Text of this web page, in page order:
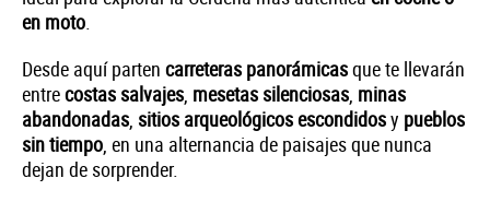
en moto.
Desde aquí parten carreteras panorámicasque te llevarán
entrecostas salvajes, mesetas silenciosas, minas
abandonadas, sitios arqueológicos escondidosy pueblos
sin tiempo, en una alternancia de paisajes que nunca
dejan de sorprender.